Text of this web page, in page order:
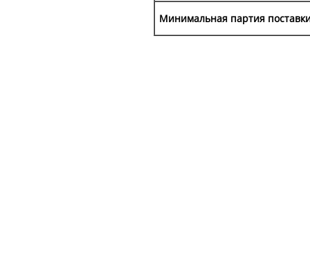
Минимальная партия